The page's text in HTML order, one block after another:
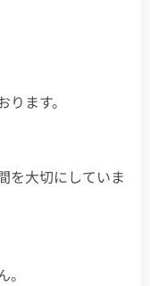
ます。
を大切にしていま